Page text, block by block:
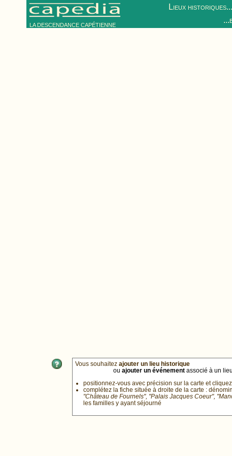
LA DESCENDANCE CAPÉTIENNE
Lieux historiques...
Vous souhaitez ajouter un lieu historique
ou ajouter un événement associé à un
positionnez-vous avec précision sur la carte et
complétez la fiche située à droite de la carte :
"Château de Fournels", "Palais Jacques Coeur",
les familles y ayant séjourné